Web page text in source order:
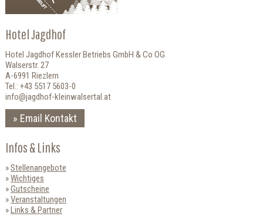
Hotel Jagdhof
Hotel Jagdhof Kessler Betriebs GmbH & Co OG
Walserstr. 27
A-6991 Riezlern
Tel.: +43 5517 5603-0
info@jagdhof-kleinwalsertal.at
Email Kontakt
Infos & Links
Stellenangebote
Wichtiges
Gutscheine
Veranstaltungen
Links & Partner